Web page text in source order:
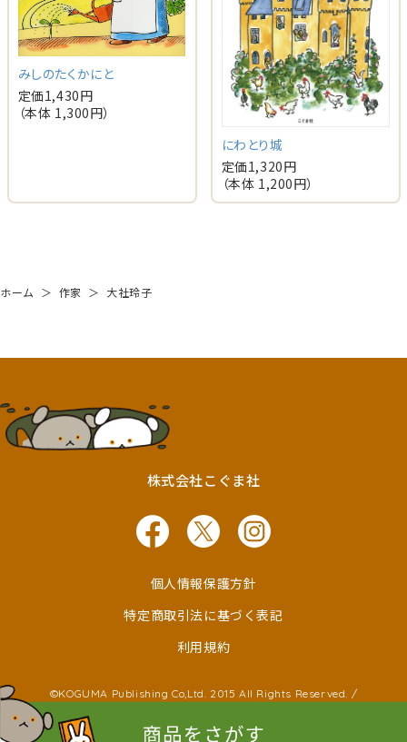
みしのたくかにと
定価1,430円
（本体 1,300円）
にわとり城
定価1,320円
（本体 1,200円）
ホーム ＞ 作家 ＞ 大社玲子
株式会社こぐま社
個人情報保護方針
特定商取引法に基づく表記
利用規約
©KOGUMA Publishing Co,Ltd. 2015 All Rights Reserved. /
©Kayako Nishimaki ©Taro Miura